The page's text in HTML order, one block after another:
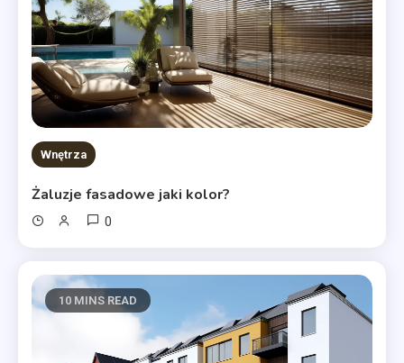
Wnętrza
Żaluzje fasadowe jaki kolor?
0
10 MINS READ